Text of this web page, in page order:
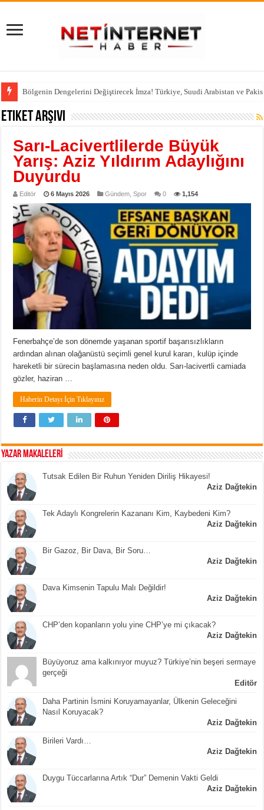
Bölgenin Dengelerini Değiştirecek İmza! Türkiye, Suudi Arabistan ve
Etiket Arşivi
Sarı-Lacivertlilerde Büyük
Yarış: Aziz Yıldırım Adaylığını
Duyurdu
Editör 6 Mayıs 2026 Gündem ,Spor 0 1,154
Fenerbahçe’de son dönemde yaşanan sportif başarısızlıkların
ardından alınan olağanüstü seçimli genel kurul kararı, kulüp içinde
hareketli bir sürecin başlamasına neden oldu. Sarı-lacivertli camiada
gözler, haziran …
Haberin Detayı İçin Tıklayınız
YAZAR MAKALELERİ
Tutsak Edilen Bir Ruhun Yeniden Diriliş Hikayesi!
Aziz Dağtekin
Tek Adaylı Kongrelerin Kazananı Kim, Kaybedeni Kim?
Aziz Dağtekin
Bir Gazoz, Bir Dava, Bir Soru…
Aziz Dağtekin
Dava Kimsenin Tapulu Malı Değildir!
Aziz Dağtekin
CHP’den kopanların yolu yine CHP’ye mi çıkacak?
Aziz Dağtekin
Büyüyoruz ama kalkınıyor muyuz? Türkiye’nin beşeri sermaye
gerçeği
Editör
Daha Partinin İsmini Koruyamayanlar, Ülkenin Geleceğini
Nasıl Koruyacak?
Aziz Dağtekin
Birileri Vardı…
Aziz Dağtekin
Duygu Tüccarlarına Artık “Dur” Demenin Vakti Geldi
Aziz Dağtekin